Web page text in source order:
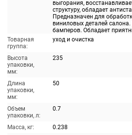
выгорания,
структуру, обладает
Предназначен для
виниловых деталей
бамперов. Обладает
Товарная
группа:
уход и очистка
Высота
упаковки,
мм:
235
Длина
упаковки,
мм:
50
Объем
упаковки, л:
0.7
Масса, кг:
0.238